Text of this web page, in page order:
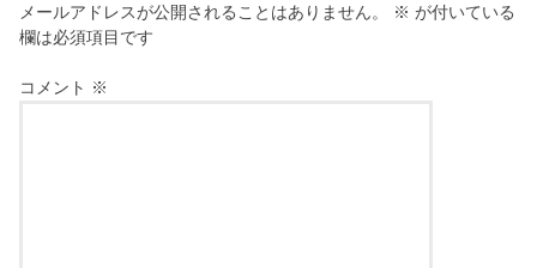
メールアドレスが公開されることはありません。 ※ が付いている
欄は必須項目です
コメント ※